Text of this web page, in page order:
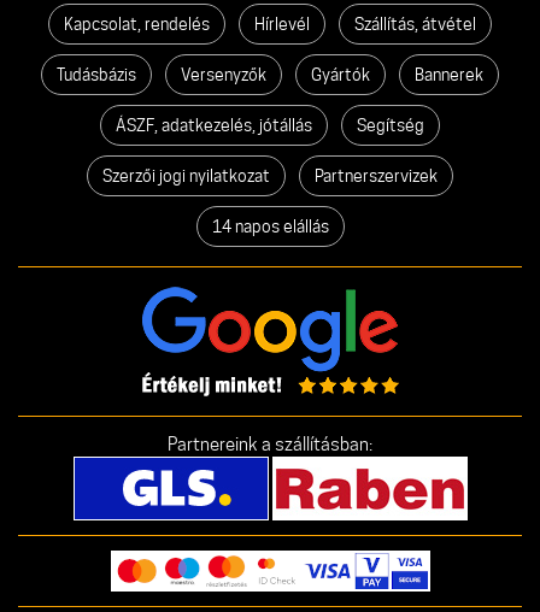
Kapcsolat, rendelés Hírlevél Szállítás, átvétel
Tudásbázis Versenyzők Gyártók Bannerek
ÁSZF, adatkezelés, jótállás Segítség
Szerzői jogi nyilatkozat Partnerszervizek
14 napos elállás
Partnereink a szállításban: